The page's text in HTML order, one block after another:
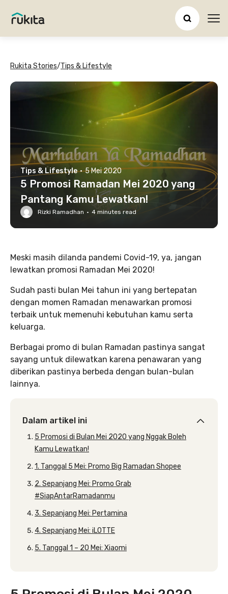
Rukita Stories/Tips & Lifestyle
Tips & Lifestyle · 5 Mei 2020
5 Promosi Ramadan Mei 2020 yang
Pantang Kamu Lewatkan!
Rizki Ramadhan · 4 minutes read
Meski masih dilanda pandemi Covid-19, ya, jangan
lewatkan promosi Ramadan Mei 2020!
Sudah pasti bulan Mei tahun ini yang bertepatan
dengan momen Ramadan menawarkan promosi
terbaik untuk memenuhi kebutuhan kamu serta
keluarga.
Berbagai promo di bulan Ramadan pastinya sangat
sayang untuk dilewatkan karena penawaran yang
diberikan pastinya berbeda dengan bulan-bulan
lainnya.
Dalam artikel ini
5 Promosi di Bulan Mei 2020 yang Nggak Boleh
Kamu Lewatkan!
1. Tanggal 5 Mei: Promo Big Ramadan Shopee
2. Sepanjang Mei: Promo Grab
#SiapAntarRamadanmu
3. Sepanjang Mei: Pertamina
4. Sepanjang Mei: iLOTTE
5. Tanggal 1 – 20 Mei: Xiaomi